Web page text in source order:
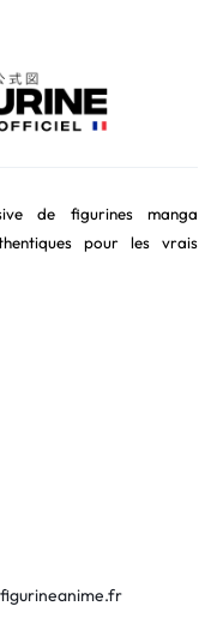
de figurines manga
pour les vrais